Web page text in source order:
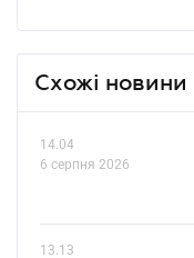
Схожі новини
14.04
6 серпня 2026
13.13